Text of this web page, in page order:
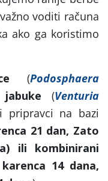
voditi računa
ako ga koristimo
(Podosphaera
(Venturia
pripravci na bazi
21 dan, Zato
ili kombinirani
14 dana,